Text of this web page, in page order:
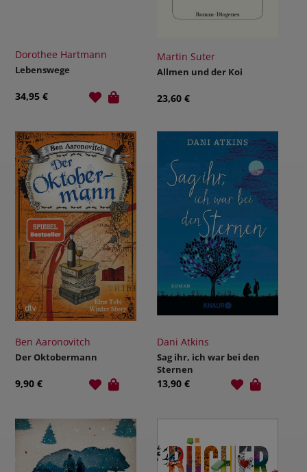
Dorothee Hartmann
Lebenswege
34,95 €
Martin Suter
Allmen und der Koi
23,60 €
Ben Aaronovitch
Der Oktobermann
9,90 €
Dani Atkins
Sag ihr, ich war bei den
Sternen
13,90 €